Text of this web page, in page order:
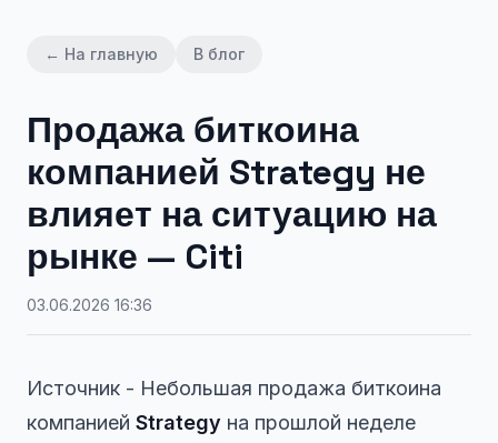
← На главную В блог
Продажа биткоина
компанией Strategy не
влияет на ситуацию на
рынке — Citi
03.06.2026 16:36
Источник - Небольшая продажа биткоина
компанией Strategy на прошлой неделе